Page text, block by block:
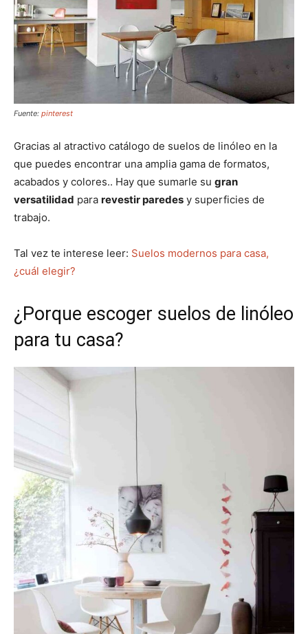
Fuente: pinterest
Gracias al atractivo catálogo de suelos de linóleo en la
que puedes encontrar una amplia gama de formatos,
acabados y colores.. Hay que sumarle su gran
versatilidad para revestir paredes y superficies de
trabajo.
Tal vez te interese leer: Suelos modernos para casa,
¿cuál elegir?
¿Porque escoger suelos de linóleo
para tu casa?